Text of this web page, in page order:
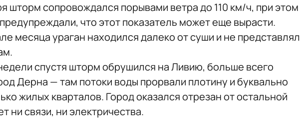
шторм сопровождался порывами ветра до 110 км/ч, при этом
что этот показатель может еще вырасти.
месяца ураган находился далеко от суши и не представлял
спустя шторм обрушился на Ливию, больше всего
Дерна — там потоки воды прорвали плотину и буквально
жилых кварталов. Город оказался отрезан от остальной
ни связи, ни электричества.